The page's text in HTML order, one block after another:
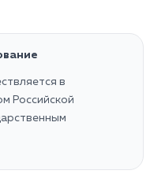
в
Российской